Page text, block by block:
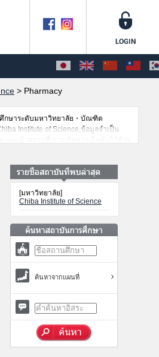
> Pharmacy
ศึกษาระดับมหาวิทยาลัย・บัณฑิต
Institute of Science,ข้อมูลจำเป็น
นะนำสถานที่,การเดินทางเป็นต้นไว้ด้วย
[มหาวิทยาลัย]
Chiba Institute of Science
ค้นหาจากแผนที่